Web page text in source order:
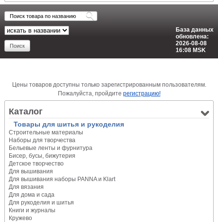
База данных
обновлена:
2026-08-08
16:08 MSK
Цены товаров доступны только зарегистрированным пользователям.
Пожалуйста, пройдите регистрацию!
Каталог
Товары для шитья и рукоделия
Строительные материалы
Наборы для творчества
Бельевые ленты и фурнитура
Бисер, бусы, бижутерия
Детское творчество
Для вышивания
Для вышивания наборы PANNA и Klart
Для вязания
Для дома и сада
Для рукоделия и шитья
Книги и журналы
Кружево